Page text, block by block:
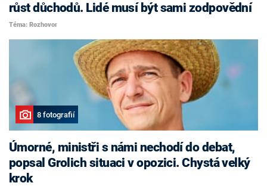
růst důchodů. Lidé musí být sami zodpovědní
Téma: Rozhovor
8 fotografií
Úmorné, ministři s námi nechodí do debat,
popsal Grolich situaci v opozici. Chystá velký
krok